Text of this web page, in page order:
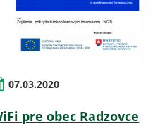
07.03.2020
pre obec Radzovce